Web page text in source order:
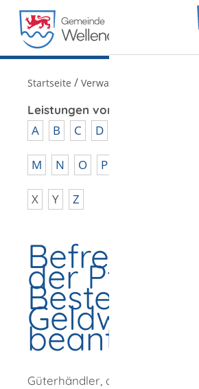
Startseite / Verwaltung
Leistungen von A - Z
A B C D
M N O P
X Y Z
Befreiung
der Pflicht
Bestellung
beantragen
Güterhändler, die mit